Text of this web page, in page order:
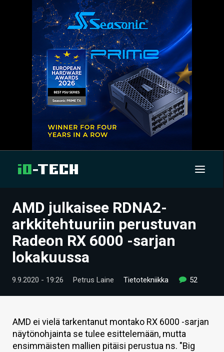
UUTISET
ARTIKKELIT
VIDEOT
TECHBBS
HINTA.FI
KAUPPA
AMD julkaisee RDNA2-
arkkitehtuuriin perustuvan
Radeon RX 6000 -sarjan
lokakuussa
9.9.2020 - 19:26 Petrus Laine Tietotekniikka 52
AMD ei vielä tarkentanut montako RX 6000 -sarjan
näytönohjainta se tulee esittelemään, mutta
ensimmäisten mallien pitäisi perustua ns. "Big